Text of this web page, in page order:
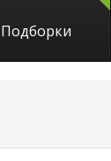
Подборки